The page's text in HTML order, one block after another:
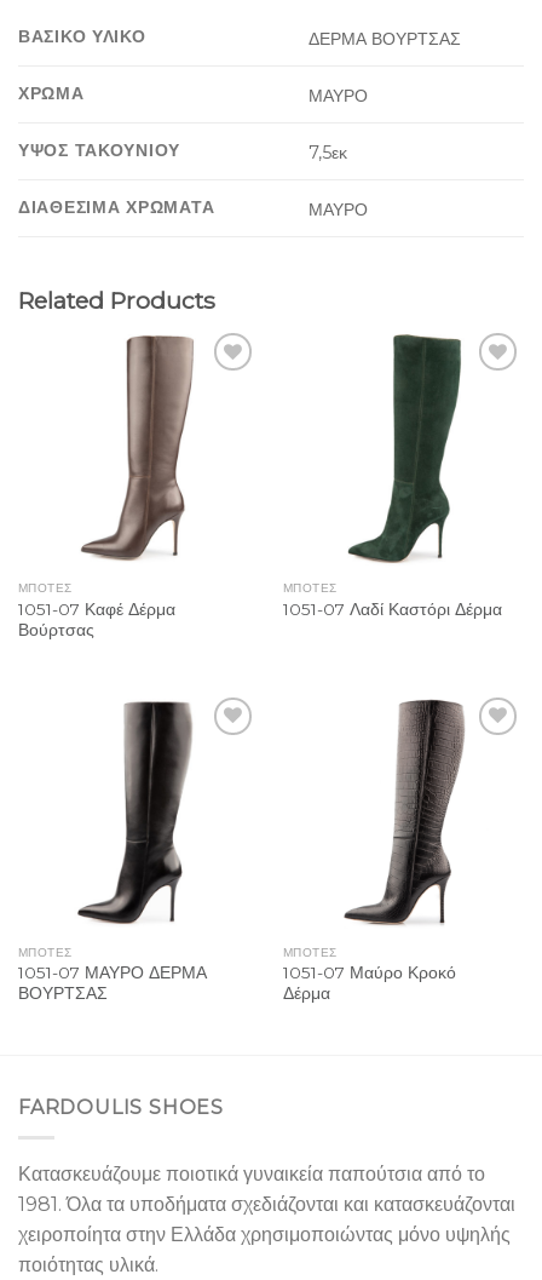
ΒΑΣΙΚΟ ΥΛΙΚΟ ΔΕΡΜΑ ΒΟΥΡΤΣΑΣ
ΧΡΩΜΑ ΜΑΥΡΟ
ΥΨΟΣ ΤΑΚΟΥΝΙΟΥ 7,5εκ
ΔΙΑΘΕΣΙΜΑ ΧΡΩΜΑΤΑ ΜΑΥΡΟ
Related Products
ΜΠΟΤΕΣ
1051-07 Καφέ Δέρμα
Βούρτσας
ΜΠΟΤΕΣ
1051-07 Λαδί Καστόρι Δέρμα
ΜΠΟΤΕΣ
1051-07 ΜΑΥΡΟ ΔΕΡΜΑ
ΒΟΥΡΤΣΑΣ
Add to
Wishlist
ΜΠΟΤΕΣ
1051-07 Μαύρο Κροκό
Δέρμα
FARDOULIS SHOES
Κατασκευάζουμε ποιοτικά γυναικεία παπούτσια από το
1981. Όλα τα υποδήματα σχεδιάζονται και κατασκευάζονται
χειροποίητα στην Ελλάδα χρησιμοποιώντας μόνο υψηλής
ποιότητας υλικά.